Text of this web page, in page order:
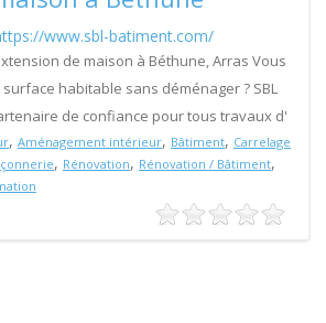
www.sbl-batiment.com/
de maison à Béthune, Arras Vous
habitable sans déménager ? SBL
de confiance pour tous travaux d'
, Aménagement intérieur, Bâtiment, Carrelage
, Rénovation, Rénovation / Bâtiment,